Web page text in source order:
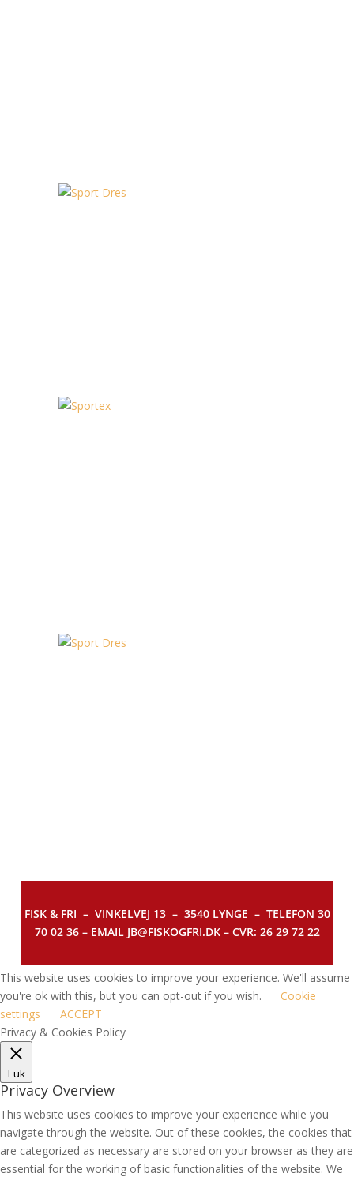
FISK & FRI – VINKELVEJ 13 – 3540 LYNGE – TELEFON 30
70 02 36 – EMAIL JB@FISKOGFRI.DK – CVR: 26 29 72 22
This website uses cookies to improve your experience. We'll assume
you're ok with this, but you can opt-out if you wish.
Cookie
settings
ACCEPT
Privacy & Cookies Policy
Luk
Privacy Overview
This website uses cookies to improve your experience while you
navigate through the website. Out of these cookies, the cookies that
are categorized as necessary are stored on your browser as they are
essential for the working of basic functionalities of the website. We